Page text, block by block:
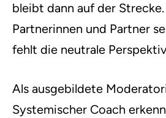
bleibt dann auf der Strecke.
Partnerinnen und Partner
fehlt die neutrale
Als ausgebildete
Systemischer Coach